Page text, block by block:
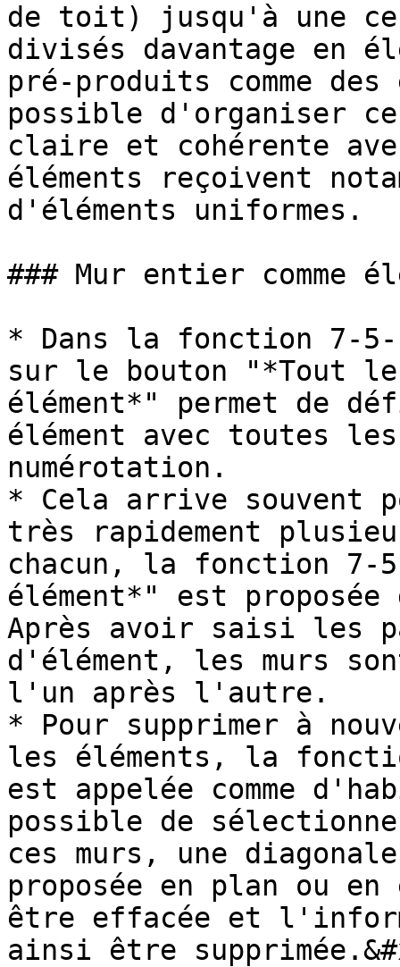
de toit) jusqu'à une
divisés davantage en
pré-produits comme
possible d'organiser
claire et cohérente
éléments reçoivent
d'éléments uniformes.
### Mur entier comme
* Dans la fonction 7-
sur le bouton "*Tout le
élément*" permet de
élément avec toutes
numérotation.
* Cela arrive souvent
très rapidement
chacun, la fonction 7-
élément*" est proposée
Après avoir saisi les
d'élément, les murs
l'un après l'autre.
* Pour supprimer à
les éléments, la
est appelée comme
possible de
ces murs, une
proposée en plan ou
être effacée et
ainsi être